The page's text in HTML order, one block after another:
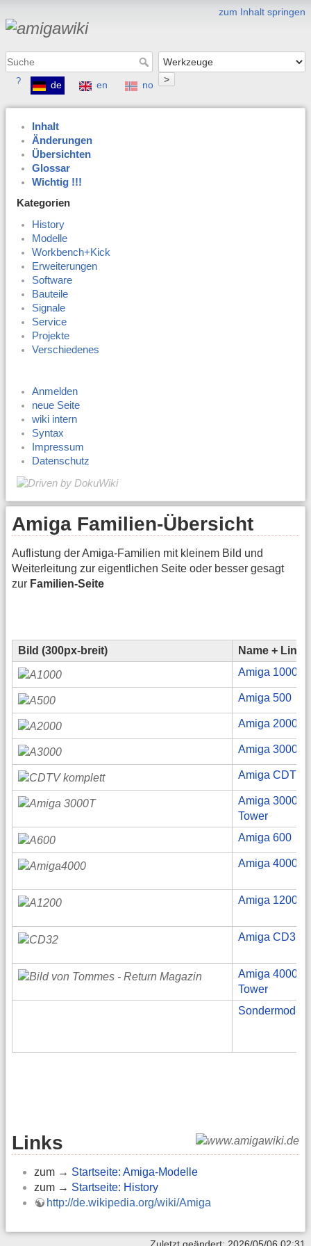
zum Inhalt springen
>
? de en no
Inhalt
Änderungen
Übersichten
Glossar
Wichtig !!!
Kategorien
History
Modelle
Workbench+Kick
Erweiterungen
Software
Bauteile
Signale
Service
Projekte
Verschiedenes
Anmelden
neue Seite
wiki intern
Syntax
Impressum
Datenschutz
Amiga Familien-Übersicht
Auflistung der Amiga-Familien mit kleinem Bild und
Weiterleitung zur eigentlichen Seite oder besser gesagt
zur Familien-Seite
Bild (300px-breit)
Name + Link
Amiga 1000
Amiga 500
Amiga 2000
Amiga 3000
Amiga CDTV
Amiga 3000
Tower
Amiga 600
Amiga 4000
Amiga 1200
Amiga CD32
Amiga 4000
Tower
Links
zum → Startseite: Amiga-Modelle
zum → Startseite: History
http://de.wikipedia.org/wiki/Amiga